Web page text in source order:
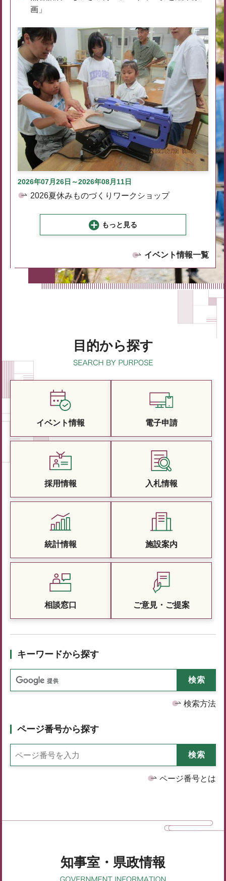
画」
2026年07月26日～2026年08月11日
2026夏休みものづくりワークショップ
もっと見る
イベント情報一覧
目的から探す
イベント情報 電子申請
採用情報 入札情報
統計情報 施設案内
相談窓口 ご意見・ご提案
キーワードから探す
検索方法
ページ番号から探す
ページ番号とは
知事室・県政情報